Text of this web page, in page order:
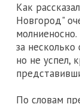
Как
Новгород"
за несколько
но не успел,
По словам